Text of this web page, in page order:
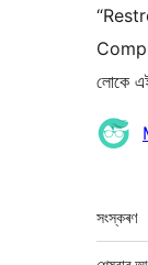
লোকে
মেটা
সংস্কৰণ